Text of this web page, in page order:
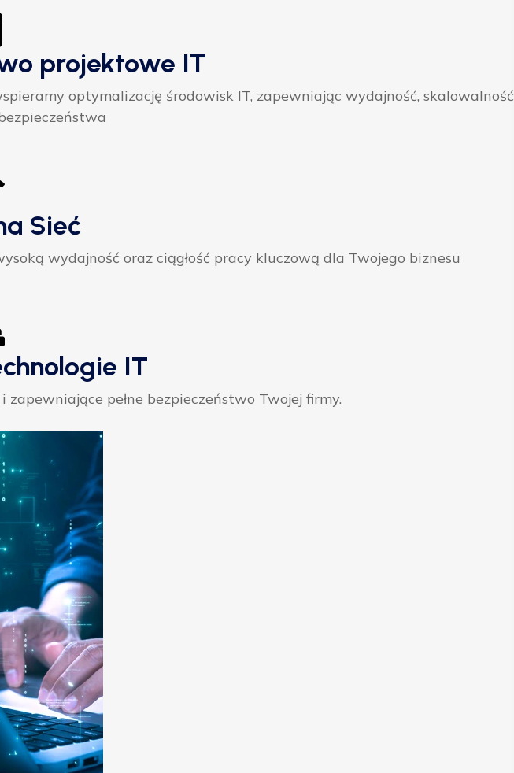
projektowe IT
optymalizację środowisk IT, zapewniając wydajność, skalowalność
Sieć
wydajność oraz ciągłość pracy kluczową dla Twojego biznesu
IT
pełne bezpieczeństwo Twojej firmy.